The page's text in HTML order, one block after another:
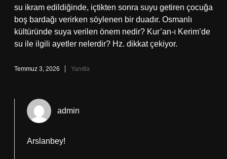
su ikram edildiğinde, içtikten sonra suyu getiren çocuğa
boş bardağı verirken söylenen bir duadır. Osmanlı
kültüründe suya verilen önem nedir? Kur’an-ı Kerim’de
su ile ilgili ayetler nelerdir? Hz. dikkat çekiyor.
Temmuz 3, 2026 Yanıtla
admin
Arslanbey!